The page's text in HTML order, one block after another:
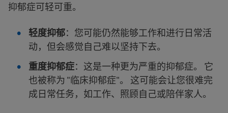
抑郁症可轻可重。
轻度抑郁：您可能仍然能够工作和进行日常活
动，但会感觉自己难以坚持下去。
重度抑郁症：这是一种更为严重的抑郁症。 它
也被称为 "临床抑郁症"。
这可能会让您很难完
成日常任务，如工作、照顾自己或陪伴家人。